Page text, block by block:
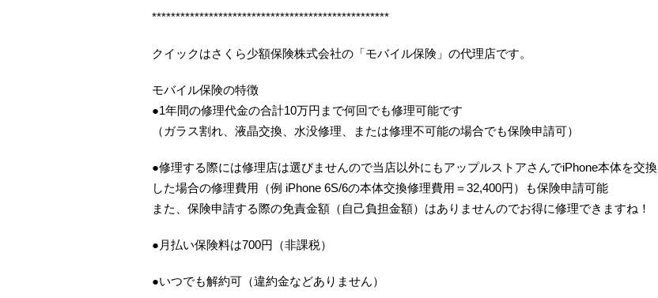
**************************************************
クイックはさくら少額保険株式会社の「モバイル保険」の代理店です。
モバイル保険の特徴
●1年間の修理代金の合計10万円まで何回でも修理可能です
（ガラス割れ、液晶交換、水没修理、または修理不可能の場合でも保険申請可）
●修理する際には修理店は選びませんので当店以外にもアップルストアさんでiPhone本体を交換
した場合の修理費用（例 iPhone 6S/6の本体交換修理費用＝32,400円）も保険申請可能
また、保険申請する際の免責金額（自己負担金額）はありませんのでお得に修理できますね！
●月払い保険料は700円（非課税）
●いつでも解約可（違約金などありません）